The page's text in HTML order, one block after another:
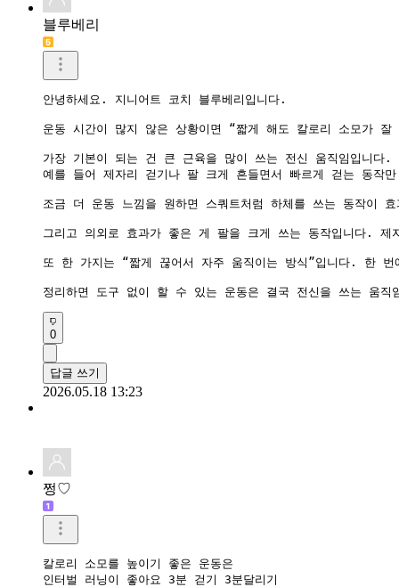
블루베리
안녕하세요. 지니어트 코치 블루베리입니다.
운동 시간이 많지 않은 상황이면 “짧게 해도 칼로리 소모가
가장 기본이 되는 건 큰 근육을 많이 쓰는 전신 움직임입니다.
예를 들어 제자리 걷기나 팔 크게 흔들면서 빠르게 걷는 동작
조금 더 운동 느낌을 원하면 스쿼트처럼 하체를 쓰는 동작이
그리고 의외로 효과가 좋은 게 팔을 크게 쓰는 동작입니다. 제
또 한 가지는 “짧게 끊어서 자주 움직이는 방식”입니다. 한
정리하면 도구 없이 할 수 있는 운동은 결국 전신을 쓰는 움
0
답글 쓰기
2026.05.18 13:23
쩡♡
칼로리 소모를 높이기 좋은 운동은
인터벌 러닝이 좋아요 3분 걷기 3분달리기